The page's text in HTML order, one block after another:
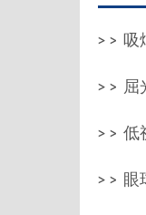
吸
屈
低
眼